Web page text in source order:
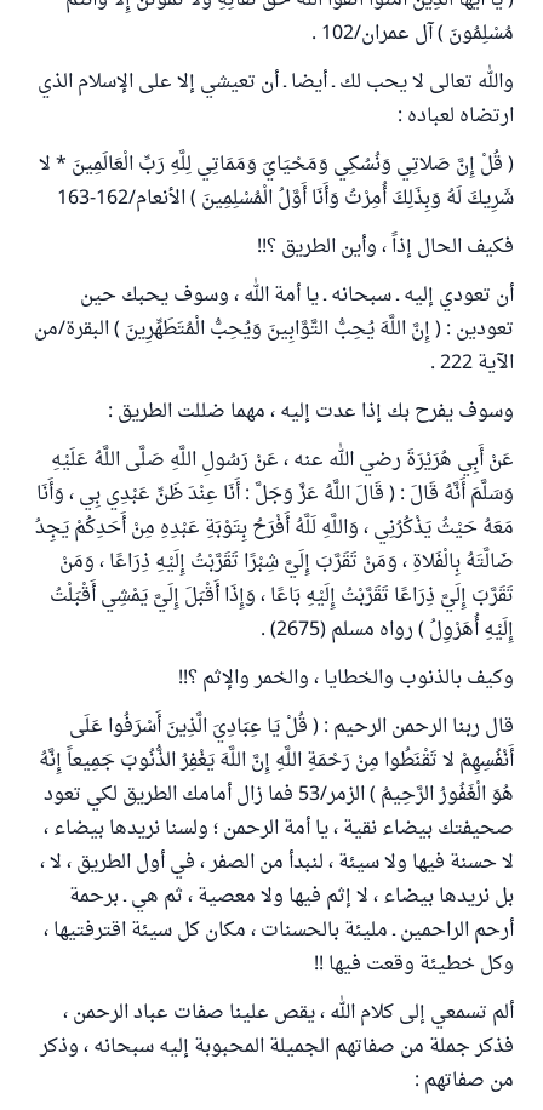
مُسْلِمُونَ ) آل عمران/102 .
والله تعالى لا يحب لك ـ أيضا ـ أن تعيشي إلا على الإسلام الذي
ارتضاه لعباده :
( قُلْ إِنَّ صَلاتِي وَنُسُكِي وَمَحْيَايَ وَمَمَاتِي لِلَّهِ رَبِّ الْعَالَمِينَ * لا
شَرِيكَ لَهُ وَبِذَلِكَ أُمِرْتُ وَأَنَا أَوَّلُ الْمُسْلِمِينَ ) الأنعام/162-163
فكيف الحال إذاً ، وأين الطريق ؟!!
أن تعودي إليه ـ سبحانه ـ يا أمة الله ، وسوف يحبك حين
تعودين : ( إِنَّ اللَّهَ يُحِبُّ التَّوَّابِينَ وَيُحِبُّ الْمُتَطَهِّرِينَ ) البقرة/من
الآية 222 .
وسوف يفرح بك إذا عدت إليه ، مهما ضللت الطريق :
عَنْ أَبِي هُرَيْرَةَ رضي الله عنه ، عَنْ رَسُولِ اللَّهِ صَلَّى اللَّهُ عَلَيْهِ
وَسَلَّمَ أَنَّهُ قَالَ : ( قَالَ اللَّهُ عَزَّ وَجَلَّ : أَنَا عِنْدَ ظَنِّ عَبْدِي بِي ، وَأَنَا
مَعَهُ حَيْثُ يَذْكُرُنِي ، وَاللَّهِ لَلَّهُ أَفْرَحُ بِتَوْبَةِ عَبْدِهِ مِنْ أَحَدِكُمْ يَجِدُ
ضَالَّتَهُ بِالْفَلاةِ ، وَمَنْ تَقَرَّبَ إِلَيَّ شِبْرًا تَقَرَّبْتُ إِلَيْهِ ذِرَاعًا ، وَمَنْ
تَقَرَّبَ إِلَيَّ ذِرَاعًا تَقَرَّبْتُ إِلَيْهِ بَاعًا ، وَإِذَا أَقْبَلَ إِلَيَّ يَمْشِي أَقْبَلْتُ
إِلَيْهِ أُهَرْوِلُ ) رواه مسلم (2675) .
وكيف بالذنوب والخطايا ، والخمر والإثم ؟!!
قال ربنا الرحمن الرحيم : ( قُلْ يَا عِبَادِيَ الَّذِينَ أَسْرَفُوا عَلَى
أَنْفُسِهِمْ لا تَقْنَطُوا مِنْ رَحْمَةِ اللَّهِ إِنَّ اللَّهَ يَغْفِرُ الذُّنُوبَ جَمِيعاً إِنَّهُ
هُوَ الْغَفُورُ الرَّحِيمُ ) الزمر/53 فما زال أمامك الطريق لكي تعود
صحيفتك بيضاء نقية ، يا أمة الرحمن ؛ ولسنا نريدها بيضاء ،
لا حسنة فيها ولا سيئة ، لنبدأ من الصفر ، في أول الطريق ، لا ،
بل نريدها بيضاء ، لا إثم فيها ولا معصية ، ثم هي ـ برحمة
أرحم الراحمين ـ مليئة بالحسنات ، مكان كل سيئة اقترفتيها ،
وكل خطيئة وقعت فيها !!
ألم تسمعي إلى كلام الله ، يقص علينا صفات عباد الرحمن ،
فذكر جملة من صفاتهم الجميلة المحبوبة إليه سبحانه ، وذكر
من صفاتهم :